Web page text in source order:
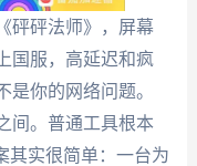
砰砰法师》，屏幕
国服，高延迟和疯
你的网络问题。
间。普通工具根本
其实很简单：一台为